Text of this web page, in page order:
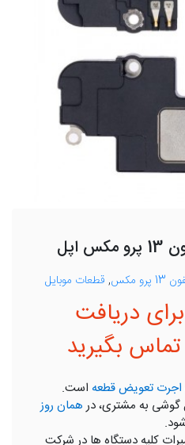
مکس , قطعات موبایل
برای دریافت
بگیرید
اجرت تعویض قطعه است.
به مشتری، درهمان روز
کلیه دستگاه ها در شرکت